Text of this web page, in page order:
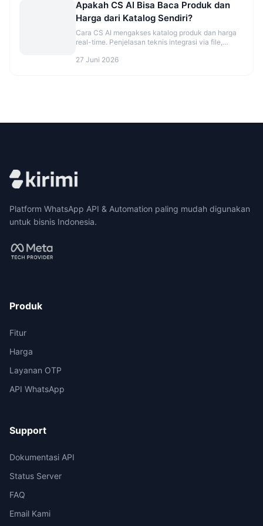
Apakah CS AI Bisa Baca Produk dan
Harga dari Katalog Sendiri?
Cara CS AI mengakses katalog produk dan harga
real-time. Penjelasan teknis integrasi via file,
27 Juni 2026
Platform WhatsApp API & Automation paling mudah digunakan
untuk bisnis Indonesia.
Produk
Fitur
Harga
Layanan OTP
API WhatsApp
Support
Dokumentasi API
Status Server
FAQ
Email Kami